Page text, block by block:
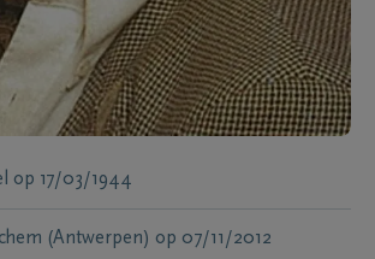
op 17/03/1944
(Antwerpen) op 07/11/2012